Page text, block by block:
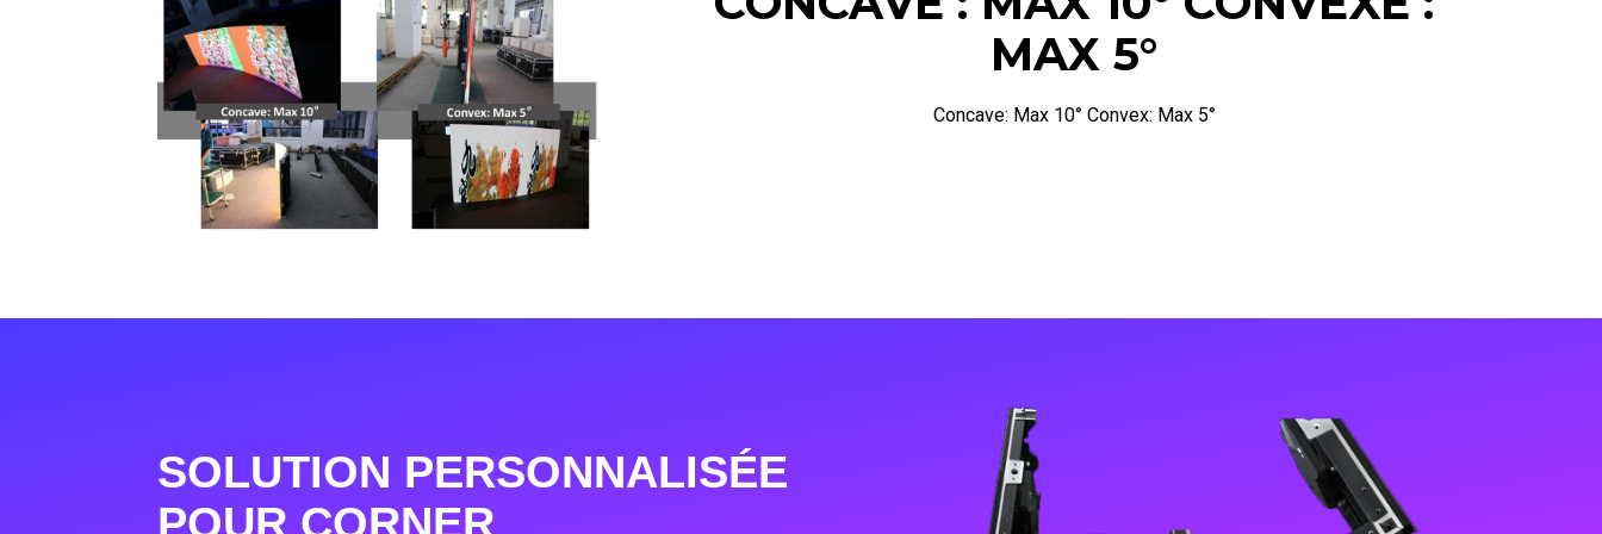
MAX 5°
Concave: Max 10° Convex: Max 5°
SOLUTION PERSONNALISÉE
POUR CORNER